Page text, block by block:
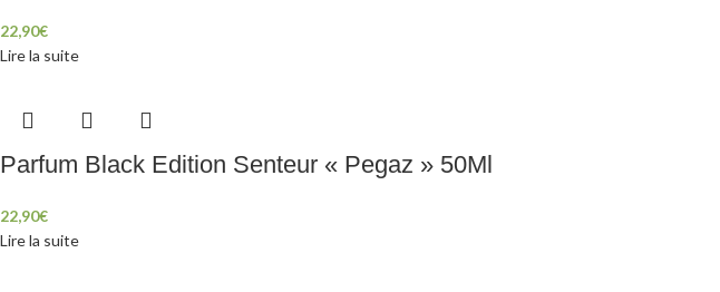
22,90€
Lire la suite
Parfum Black Edition Senteur « Pegaz » 50Ml
22,90€
Lire la suite